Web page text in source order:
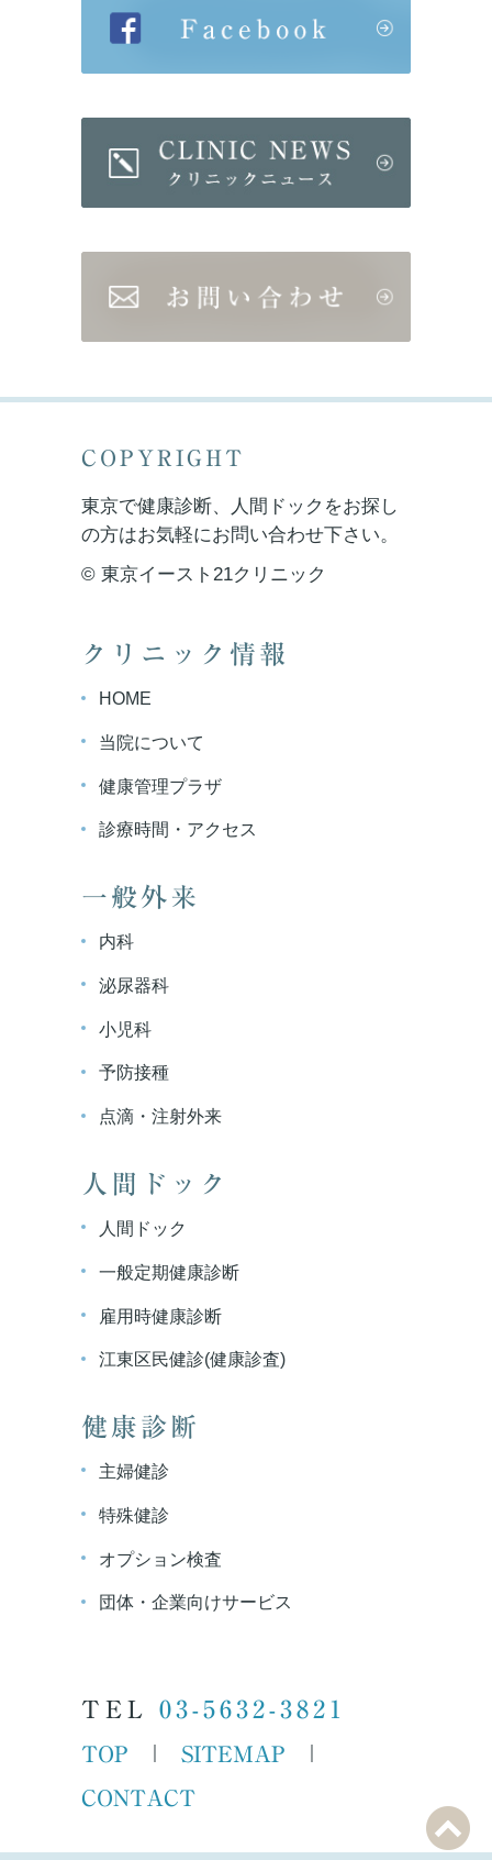
COPYRIGHT
東京で健康診断、人間ドックをお探し
の方はお気軽にお問い合わせ下さい。
© 東京イースト21クリニック
クリニック情報
HOME
当院について
健康管理プラザ
診療時間・アクセス
一般外来
内科
泌尿器科
小児科
予防接種
点滴・注射外来
人間ドック
人間ドック
一般定期健康診断
雇用時健康診断
江東区民健診(健康診査)
健康診断
主婦健診
特殊健診
オプション検査
団体・企業向けサービス
TEL 03-5632-3821
TOP SITEMAP
CONTACT